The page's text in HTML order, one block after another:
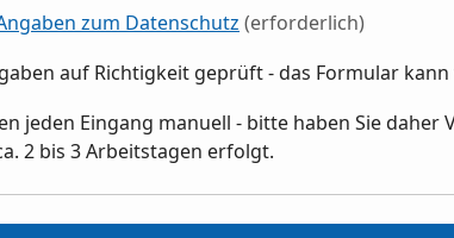
zum Datenschutz (erforderlich)
auf Richtigkeit geprüft - das Formular
jeden Eingang manuell - bitte haben Sie daher
2 bis 3 Arbeitstagen erfolgt.